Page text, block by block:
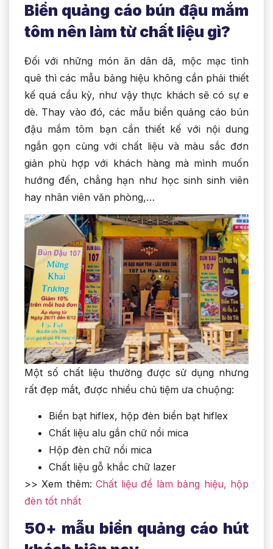
Biển quảng cáo bún đậu mắm
tôm nên làm từ chất liệu gì?
Đối với những món ăn dân dã, mộc mạc tình
quê thì các mẫu bảng hiệu không cần phải thiết
kế quá cầu kỳ, như vậy thực khách sẽ có sự e
dè. Thay vào đó, các mẫu biển quảng cáo bún
đậu mắm tôm bạn cần thiết kế với nội dung
ngắn gọn cùng với chất liệu và màu sắc đơn
giản phù hợp với khách hàng mà mình muốn
hướng đến, chẳng hạn như học sinh sinh viên
hay nhân viên văn phòng,…
Một số chất liệu thường được sử dụng nhưng
rất đẹp mắt, được nhiều chủ tiệm ưa chuộng:
Biển bạt hiflex, hộp đèn biển bạt hiflex
Chất liệu alu gắn chữ nổi mica
Hộp đèn chữ nổi mica
Chất liệu gỗ khắc chữ lazer
>> Xem thêm:Chất liệu để làm bảng hiệu, hộp
đèn tốt nhất
50+ mẫu biển quảng cáo hút